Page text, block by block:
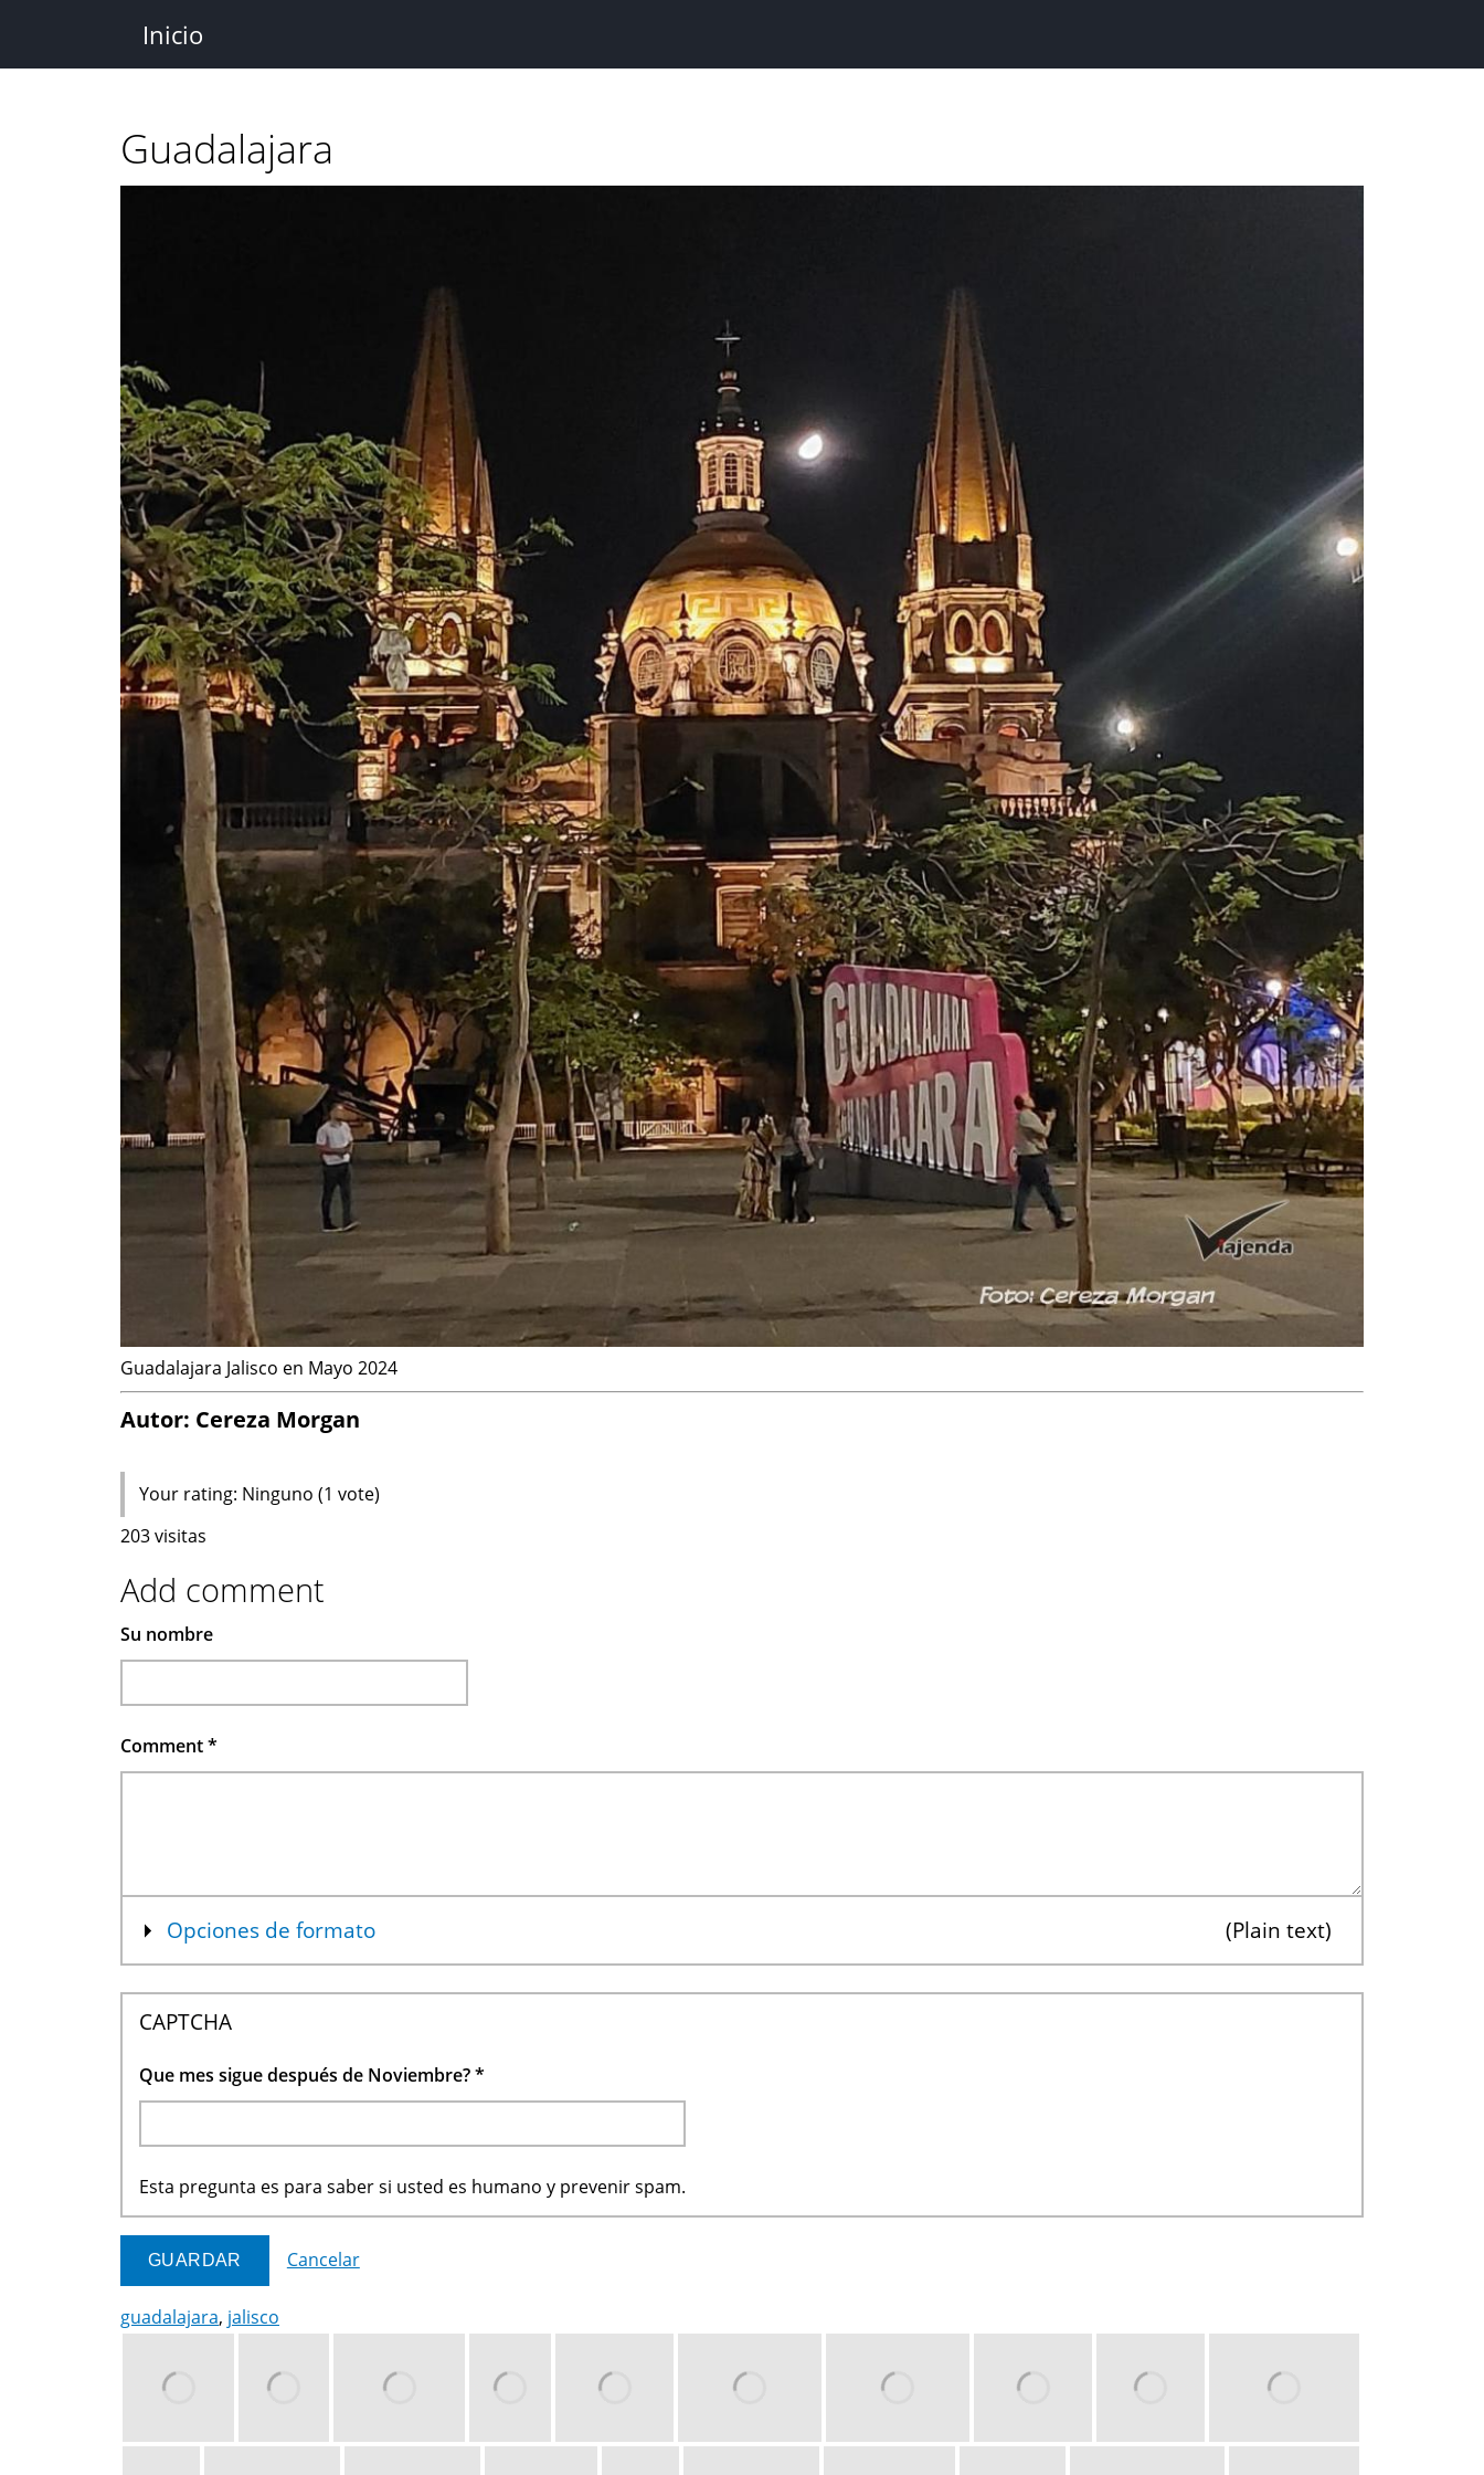
contenido
Inicio
Guadalajara
Guadalajara Jalisco en Mayo 2024
Autor: Cereza Morgan
Your rating: Ninguno (1 vote)
203 visitas
Add comment
Su nombre
Comment*
Mostrar
Opciones de formato Plain text
CAPTCHA
Que mes sigue después de Noviembre?*
Esta pregunta es para saber si usted es humano y prevenir spam.
Cancelar
guadalajara, jalisco